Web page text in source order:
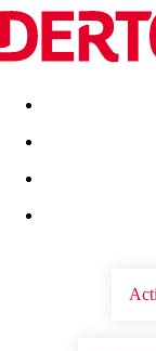
Destinatii